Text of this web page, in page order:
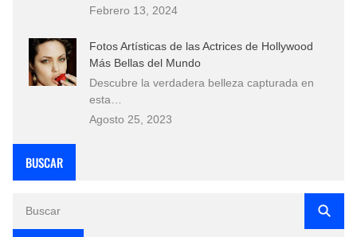
Febrero 13, 2024
Fotos Artísticas de las Actrices de Hollywood
Más Bellas del Mundo
Descubre la verdadera belleza capturada en
esta…
Agosto 25, 2023
BUSCAR